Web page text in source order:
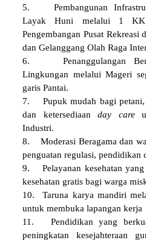
5. Pembangunan
Layak Huni melalui 1
Pengembangan Pusat Rekreasi
dan Gelanggang Olah Raga
6. Penanggulangan
Lingkungan melalui Mageri
garis Pantai.
7. Pupuk mudah bagi petani,
dan ketersediaanday care
Industri.
8. Moderasi Beragama dan
penguatan regulasi, pendidikan
9. Pelayanan kesehatan yang
kesehatan gratis bagi warga
10. Taruna karya mandiri
untuk membuka lapangan kerja
11. Pendidikan yang
peningkatan kesejahteraan